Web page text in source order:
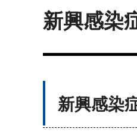
新興感染
新興感染